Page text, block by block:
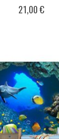
21,00 €